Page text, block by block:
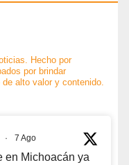
Hecho por
por brindar
alto valor y contenido.
· 7 Ago
en Michoacán ya